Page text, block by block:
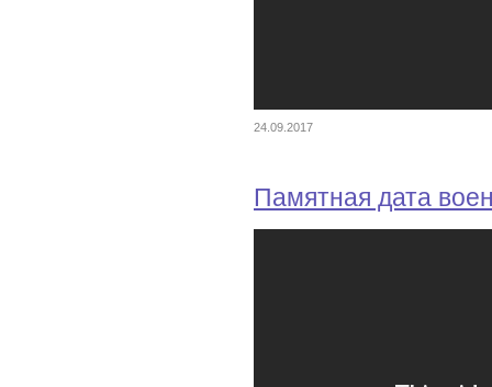
24.09.2017
Памятная дата